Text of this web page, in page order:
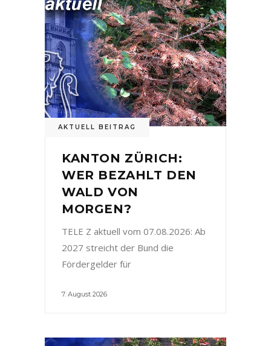
AKTUELL BEITRAG
KANTON ZÜRICH:
WER BEZAHLT DEN
WALD VON
MORGEN?
TELE Z aktuell vom 07.08.2026: Ab
2027 streicht der Bund die
Fördergelder für
7. August 2026